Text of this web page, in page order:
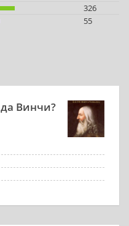
326
55
Винчи?